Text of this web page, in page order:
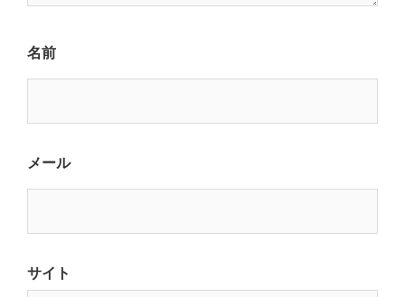
名前
メール
サイト